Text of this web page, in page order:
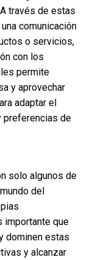
través de estas
comunicación
o servicios,
con los
permite
y aprovechar
adaptar el
preferencias de
solo algunos de
del
importante que
dominen estas
y alcanzar